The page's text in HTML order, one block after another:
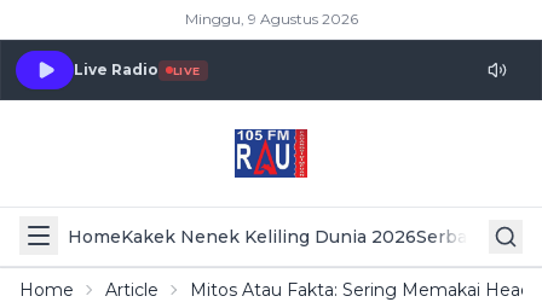
Minggu, 9 Agustus 2026
Live Radio LIVE
HomeKakek Nenek Keliling Dunia 2026Serba Serbi
Home Article Mitos Atau Fakta: Sering Memakai